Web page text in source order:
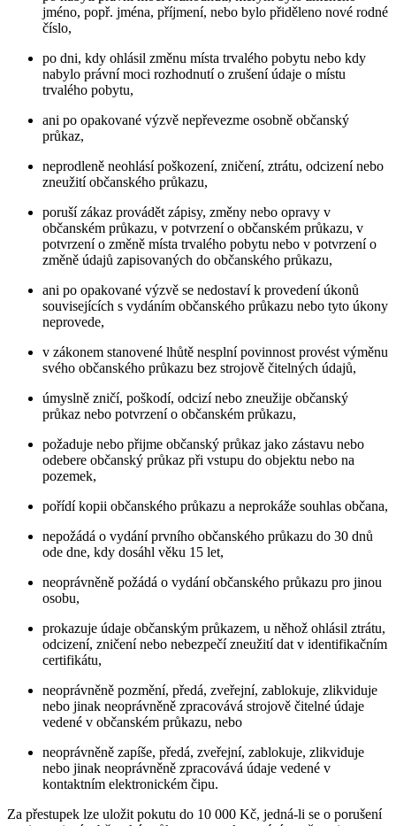
jméno, popř. jména, příjmení, nebo bylo přiděleno nové rodné
číslo,
po dni, kdy ohlásil změnu místa trvalého pobytu nebo kdy
nabylo právní moci rozhodnutí o zrušení údaje o místu
trvalého pobytu,
ani po opakované výzvě nepřevezme osobně občanský
průkaz,
neprodleně neohlásí poškození, zničení, ztrátu, odcizení nebo
zneužití občanského průkazu,
poruší zákaz provádět zápisy, změny nebo opravy v
občanském průkazu, v potvrzení o občanském průkazu, v
potvrzení o změně místa trvalého pobytu nebo v potvrzení o
změně údajů zapisovaných do občanského průkazu,
ani po opakované výzvě se nedostaví k provedení úkonů
souvisejících s vydáním občanského průkazu nebo tyto úkony
neprovede,
v zákonem stanovené lhůtě nesplní povinnost provést výměnu
svého občanského průkazu bez strojově čitelných údajů,
úmyslně zničí, poškodí, odcizí nebo zneužije občanský
průkaz nebo potvrzení o občanském průkazu,
požaduje nebo přijme občanský průkaz jako zástavu nebo
odebere občanský průkaz při vstupu do objektu nebo na
pozemek,
pořídí kopii občanského průkazu a neprokáže souhlas občana,
nepožádá o vydání prvního občanského průkazu do 30 dnů
ode dne, kdy dosáhl věku 15 let,
neoprávněně požádá o vydání občanského průkazu pro jinou
osobu,
prokazuje údaje občanským průkazem, u něhož ohlásil ztrátu,
odcizení, zničení nebo nebezpečí zneužití dat v identifikačním
certifikátu,
neoprávněně pozmění, předá, zveřejní, zablokuje, zlikviduje
nebo jinak neoprávněně zpracovává strojově čitelné údaje
vedené v občanském průkazu, nebo
neoprávněně zapíše, předá, zveřejní, zablokuje, zlikviduje
nebo jinak neoprávněně zpracovává údaje vedené v
kontaktním elektronickém čipu.
Za přestupek lze uložit pokutu do 10 000 Kč, jedná-li se o porušení